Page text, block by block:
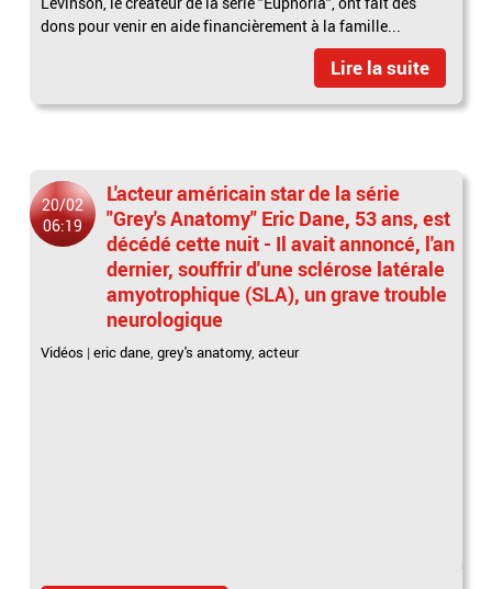
dons pour venir en aide financièrement à la famille...
Lire la suite
20/02
06:19
L'acteur américain star de la série
"Grey's Anatomy" Eric Dane, 53 ans, est
décédé cette nuit - Il avait annoncé, l'an
dernier, souffrir d'une sclérose latérale
amyotrophique (SLA), un grave trouble
neurologique
Vidéos |eric dane,grey's anatomy,acteur